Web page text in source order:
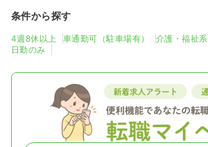
条件から探す
4週8休以上 車通勤可（駐車場有） 介護・福祉系
日勤のみ